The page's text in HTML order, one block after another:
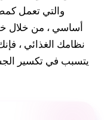
والتي تعمل
أساسي ، من خلال
نظامك الغذائي ،
يتسبب في تكسير